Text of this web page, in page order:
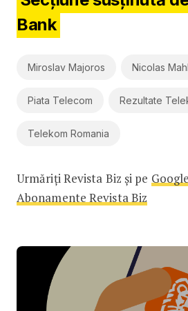
Bank
Miroslav Majoros Nicolas
Piata Telecom Rezultate
Telekom Romania
Urmăriți Revista Biz și pe
Abonamente Revista Biz